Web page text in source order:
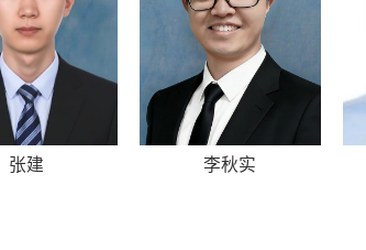
张建 李秋实